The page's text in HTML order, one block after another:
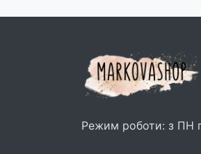
Режим роботи: з ПН